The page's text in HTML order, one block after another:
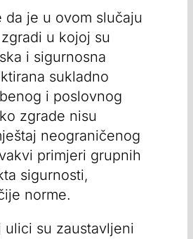
da je u ovom slučaju
u kojoj su
i sigurnosna
sukladno
i poslovnog
zgrade nisu
neograničenog
primjeri grupnih
sigurnosti,
norme.
ulici su zaustavljeni